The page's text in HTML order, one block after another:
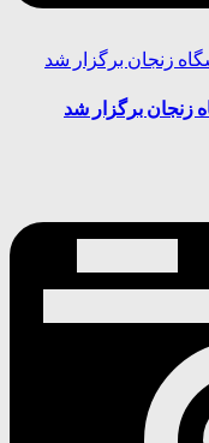
زنجان برگزار شد